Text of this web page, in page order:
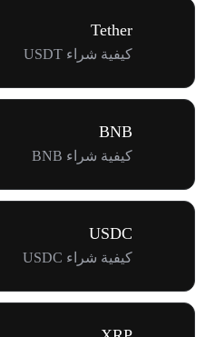
Tether
كيفية شراء USDT
BNB
كيفية شراء BNB
USDC
كيفية شراء USDC